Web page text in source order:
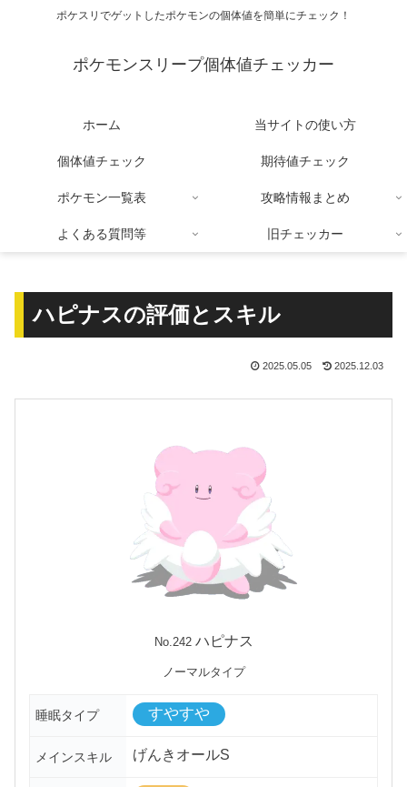
ポケスリでゲットしたポケモンの個体値を簡単にチェック！
ポケモンスリープ個体値チェッカー
ホーム 当サイトの使い方
個体値チェック 期待値チェック
ポケモン一覧表 攻略情報まとめ
よくある質問等 旧チェッカー
ハピナスの評価とスキル
2025.05.05 2025.12.03
No.242ハピナス
ノーマルタイプ
睡眠タイプ すやすや
メインスキル げんきオールS